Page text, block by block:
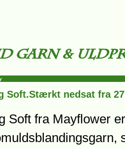
Soft.Stærkt nedsat fra
Soft fra Mayflower